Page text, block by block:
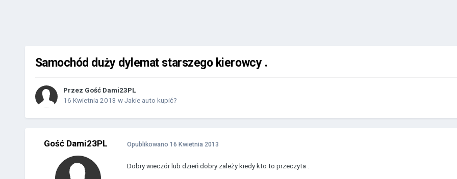
Samochód duży dylemat starszego kierowcy .
Przez Gość Dami23PL
16 Kwietnia 2013 w Jakie auto kupić?
Gość Dami23PL Opublikowano 16 Kwietnia 2013
Dobry wieczór lub dzień dobry zależy kiedy kto to przeczyta .